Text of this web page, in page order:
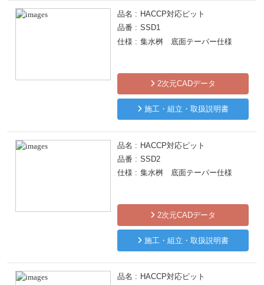
品名
HACCP対応ピット
品番
SSD1
仕様
集水桝 底面テーパー仕様
2次元CADデータ
施工・組立・取扱説明書
品名
HACCP対応ピット
品番
SSD2
仕様
集水桝 底面テーパー仕様
2次元CADデータ
施工・組立・取扱説明書
品名
HACCP対応ピット